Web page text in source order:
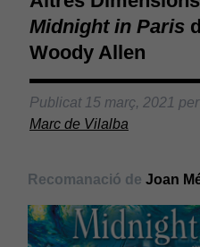
Midnight in Paris
Woody Allen
Publicat 15 març, 2021 per
Marc de Vilalba
Recomanació de Joan